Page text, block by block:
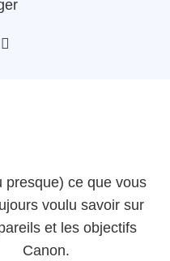
presque) ce que vous
voulu savoir sur
et les objectifs
Canon.